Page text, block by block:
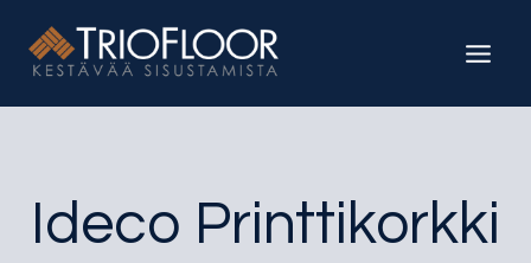
sisältöön
Ideco Printtikorkki